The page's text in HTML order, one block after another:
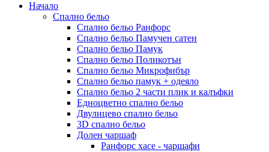
Начало
Спално бельо
Спално бельо Ранфорс
Спално бельо Памучен сатен
Спално бельо Памук
Спално бельо Поликотън
Спално бельо Микрофибър
Спално бельо памук + одеяло
Спално бельо 2 части плик и калъфки
Eдноцветно спално бельо
Двулицево спално бельо
3D спално бельо
Долен чаршаф
Ранфорс хасе - чаршафи